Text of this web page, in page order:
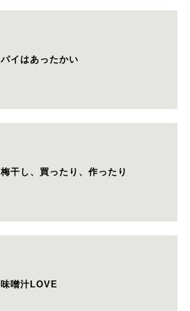
パイはあったかい
梅干し、買ったり、作ったり
味噌汁LOVE